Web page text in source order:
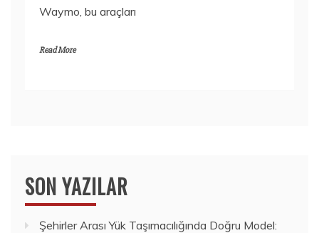
Waymo, bu araçları
Read More
SON YAZILAR
Şehirler Arası Yük Taşımacılığında Doğru Model: